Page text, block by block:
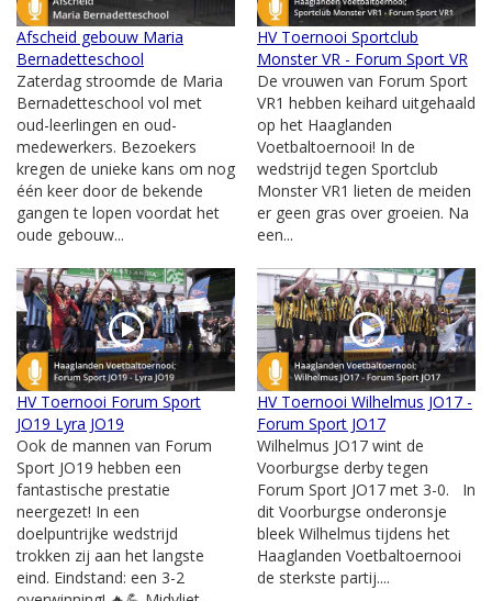
Afscheid gebouw Maria
Bernadetteschool
Zaterdag stroomde de Maria
Bernadetteschool vol met
oud-leerlingen en oud-
medewerkers. Bezoekers
kregen de unieke kans om nog
één keer door de bekende
gangen te lopen voordat het
oude gebouw...
HV Toernooi Sportclub
Monster VR - Forum Sport VR
De vrouwen van Forum Sport
VR1 hebben keihard uitgehaald
op het Haaglanden
Voetbaltoernooi! In de
wedstrijd tegen Sportclub
Monster VR1 lieten de meiden
er geen gras over groeien. Na
een...
HV Toernooi Forum Sport
JO19 Lyra JO19
Ook de mannen van Forum
Sport JO19 hebben een
fantastische prestatie
neergezet! In een
doelpuntrijke wedstrijd
trokken zij aan het langste
eind. Eindstand: een 3-2
HV Toernooi Wilhelmus JO17 -
Forum Sport JO17
Wilhelmus JO17 wint de
Voorburgse derby tegen
Forum Sport JO17 met 3-0. In
dit Voorburgse onderonsje
bleek Wilhelmus tijdens het
Haaglanden Voetbaltoernooi
de sterkste partij....